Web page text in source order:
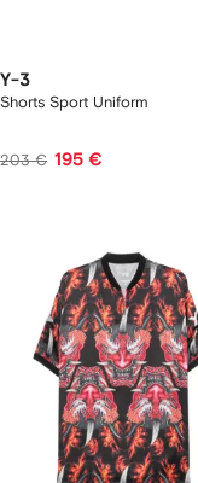
Y-3
Shorts Sport Uniform
203 € 195 €